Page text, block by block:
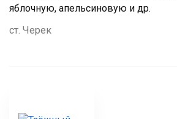
яблочную, апельсиновую и др.
ст. Черек